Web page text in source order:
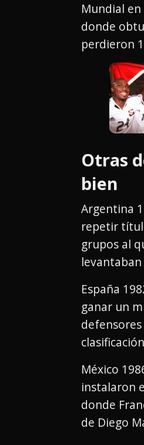
Mundial
donde
perdieron
Otras
bien
Argentina
repetir
grupos al
España
ganar un
México
instalaron
donde
de Diego